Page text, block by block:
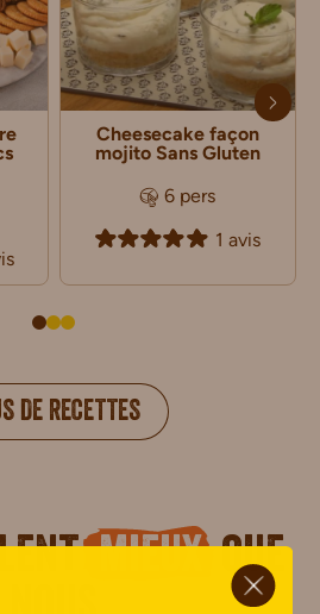
Cheesecake façon
mojito Sans Gluten
6 pers
1 avis
DE RECETTES
mieuxque